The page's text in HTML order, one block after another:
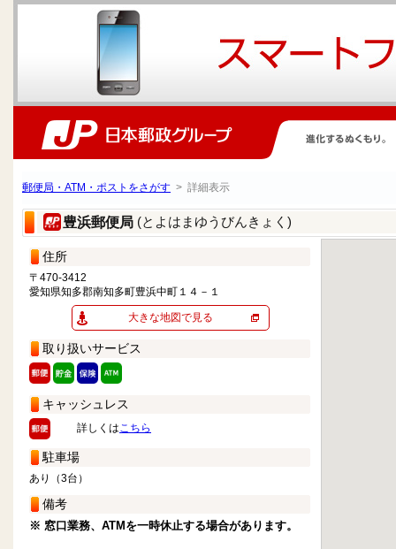
郵便局・ATM・ポストをさがす > 詳細表示
豊浜郵便局 (とよはまゆうびんきょく)
住所
〒470-3412
愛知県知多郡南知多町豊浜中町１４－１
大きな地図で見る
取り扱いサービス
キャッシュレス
詳しくはこちら
駐車場
あり（3台）
備考
※ 窓口業務、ATMを一時休止する場合があります。